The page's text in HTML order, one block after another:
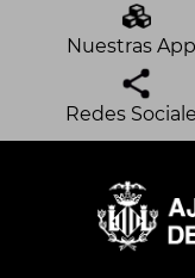
Nuestras
Redes